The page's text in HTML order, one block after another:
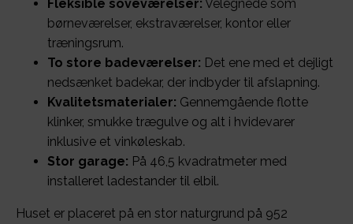
Fleksible soveværelser: Velegnede som
børneværelser, ekstraværelser, kontor eller
træningsrum.
To store badeværelser: Det ene med et dejligt
nedsænket badekar, der indbyder til afslapning.
Kvalitetsmaterialer: Gennemgående flotte
klinker, smukke trægulve og alt i hvidevarer
inklusive et vinkøleskab.
Stor garage: På 46,5 kvadratmeter med
installeret ladestander til elbil.
Huset er placeret på en stor naturgrund på 952